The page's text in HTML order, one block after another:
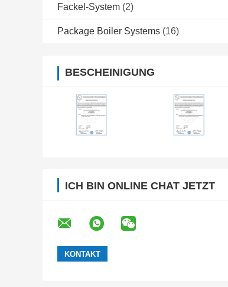
Fackel-System (2)
Package Boiler Systems (16)
BESCHEINIGUNG
ICH BIN ONLINE CHAT JETZT